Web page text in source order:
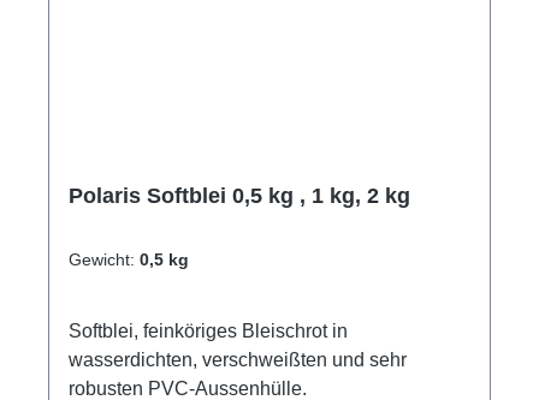
Polaris Softblei 0,5 kg , 1 kg, 2 kg
Gewicht: 0,5 kg
Softblei, feinköriges Bleischrot in
wasserdichten, verschweißten und sehr
robusten PVC-Aussenhülle.